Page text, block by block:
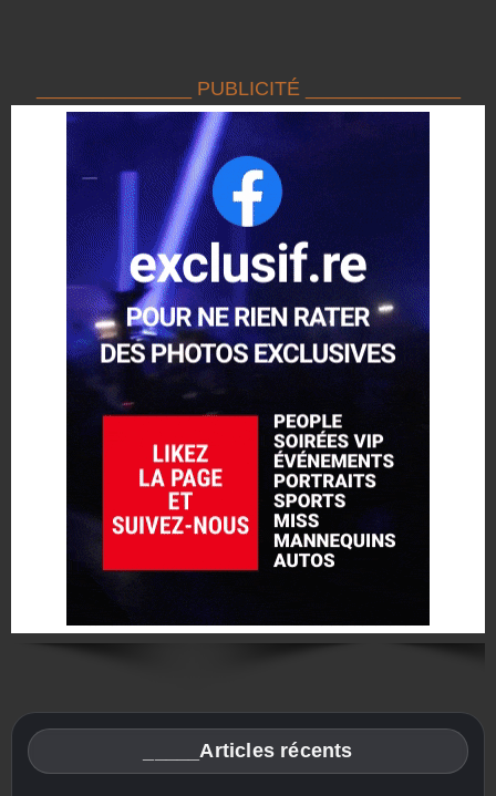
______________ PUBLICITÉ ______________
_____Articles récents